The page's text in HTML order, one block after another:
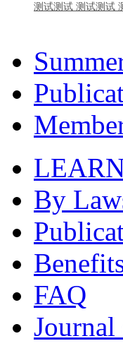
测试测试 测试测试
By
FAQ
Journal